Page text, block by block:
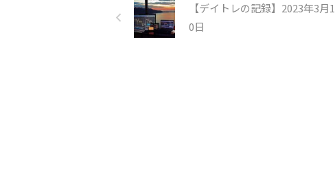
【デイトレの記録】2023年3月1
0日